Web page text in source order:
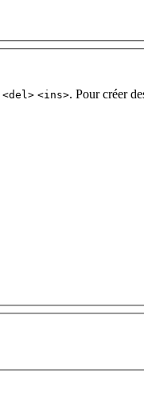
<del> <ins>. Pour créer